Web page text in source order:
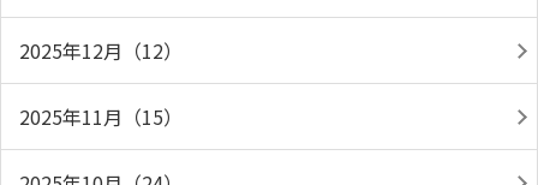
2025年12月（12）
2025年11月（15）